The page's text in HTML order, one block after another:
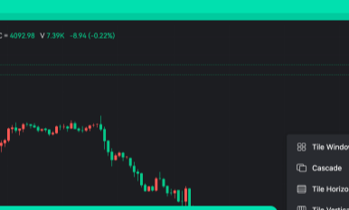
où les titulaires d'un diplôme s'en
observant une faiblesse particulière dans les
la technologie et la finance.